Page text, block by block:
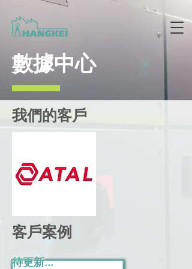
數據中心
我們的客戶
客戶案例
​待更新...